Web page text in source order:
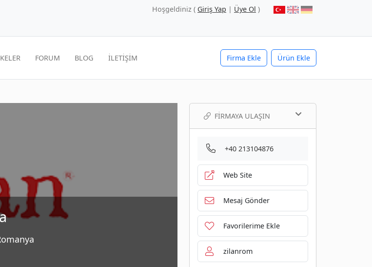
Hoşgeldiniz ( Giriş Yap | Üye Ol )
Firma Ekle Ürün Ekle
FORUM BLOG İLETİŞİM
FIRMAYA ULAŞIN
+40 213104876
Web Site
Mesaj Gönder
Favorilerime Ekle
zilanrom